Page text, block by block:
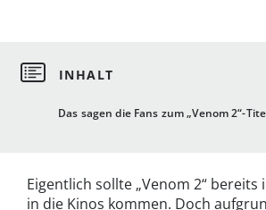
Das sagen die Fans zum „Venom 2“-
Eigentlich sollte „Venom 2“ bereits
in die Kinos kommen. Doch